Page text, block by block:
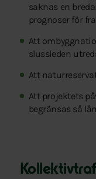
saknas en
prognoser för
Att
slussleden
Att
Att projektets
begränsas så